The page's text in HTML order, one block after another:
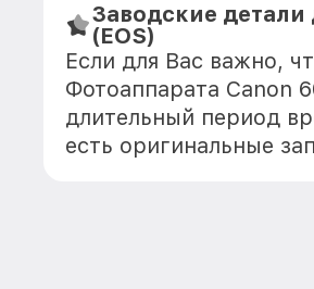
Заводские детали
(EOS)
Если для Вас важно,
Фотоаппарата Canon
длительный период
есть оригинальные